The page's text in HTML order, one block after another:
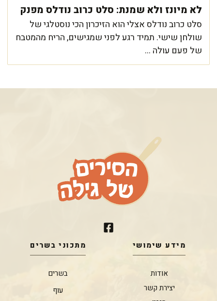
לא מיונז ולא שמנת: סלט כרוב נודלס מפנק
סלט כרוב נודלס אצלי הוא הזיכרון הכי נוסטלגי של
שולחן שישי. תמיד רגע לפני שמגישים, הריח מהמטבח
של פעם עולה ...
מידע שימושי
אודות
יצירת קשר
מתכוני בשרים
בשרים
עוף